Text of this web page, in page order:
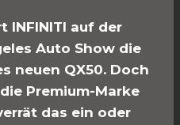
INFINITI auf der
Auto Show die
neuen QX50. Doch
Premium-Marke
das ein oder